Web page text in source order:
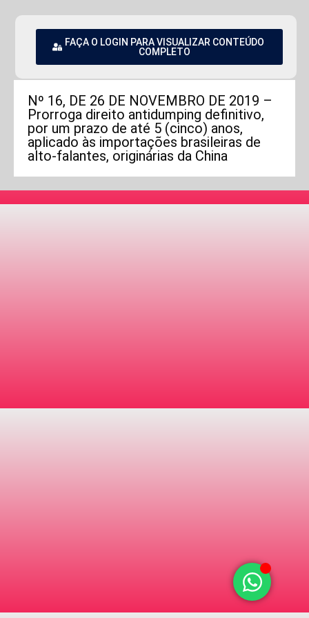
FAÇA O LOGIN PARA VISUALIZAR CONTEÚDO
COMPLETO
Nº 16, DE 26 DE NOVEMBRO DE 2019 –
Prorroga direito antidumping definitivo,
por um prazo de até 5 (cinco) anos,
aplicado às importações brasileiras de
alto-falantes, originárias da China